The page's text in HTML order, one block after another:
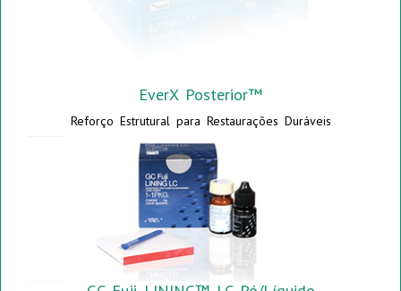
EverX Posterior™
Reforço Estrutural para Restaurações Duráveis